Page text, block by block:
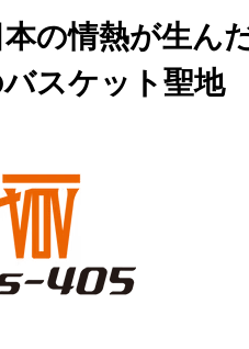
の情熱が生ん
スケット聖地